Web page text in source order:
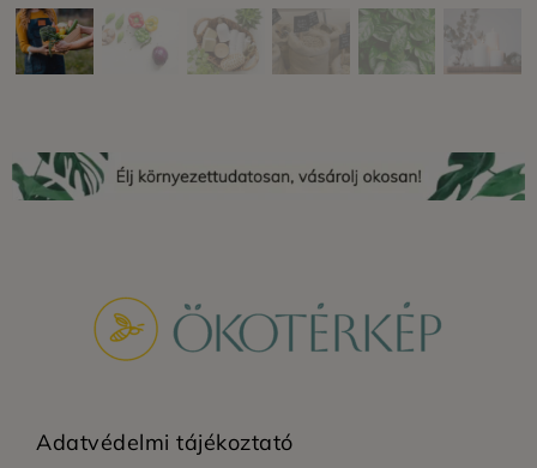
Adatvédelmi tájékoztató